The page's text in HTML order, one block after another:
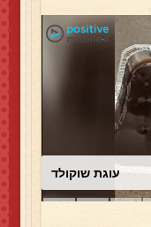
עוגת שוקולד